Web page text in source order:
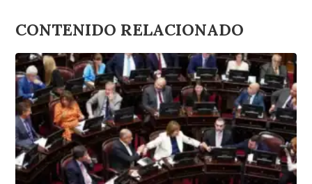
CONTENIDO RELACIONADO